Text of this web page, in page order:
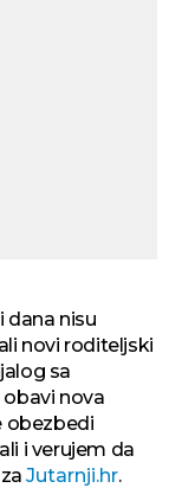
dana nisu
novi roditeljski
sa
nova
obezbedi
i verujem da
zaJutarnji.hr.